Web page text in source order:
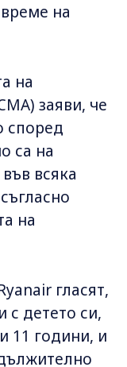
на
на
заяви, че
според
са на
всяка
на
гласят,
с детето си,
11 години, и